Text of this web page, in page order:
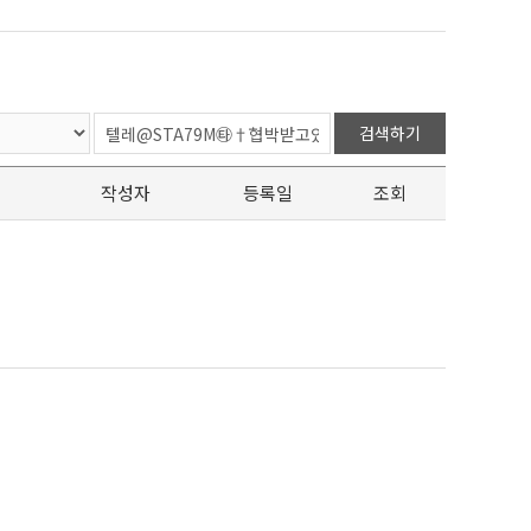
검색하기
작성자 등록일 조회